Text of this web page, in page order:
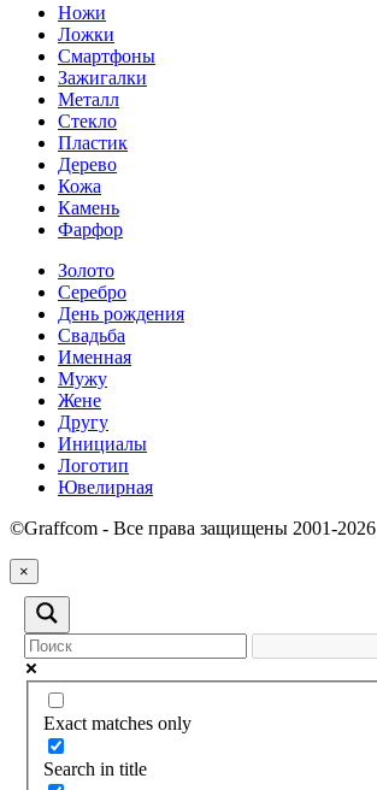
Ножи
Ложки
Смартфоны
Зажигалки
Металл
Стекло
Пластик
Дерево
Кожа
Камень
Фарфор
Золото
Серебро
День рождения
Свадьба
Именная
Мужу
Жене
Другу
Инициалы
Логотип
Ювелирная
©Graffcom - Все права защищены 2001-2026
×
Exact matches only
Search in title